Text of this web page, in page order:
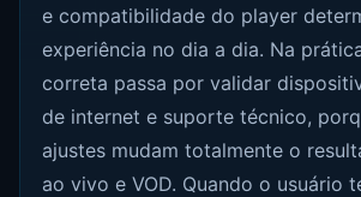
e compatibilidade do player
experiência no dia a dia. Na
correta passa por validar
de internet e suporte técnico,
ajustes mudam totalmente o
ao vivo e VOD. Quando o usuário